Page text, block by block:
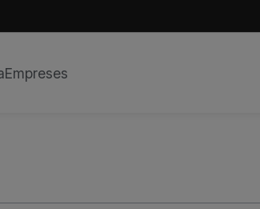
Empreses